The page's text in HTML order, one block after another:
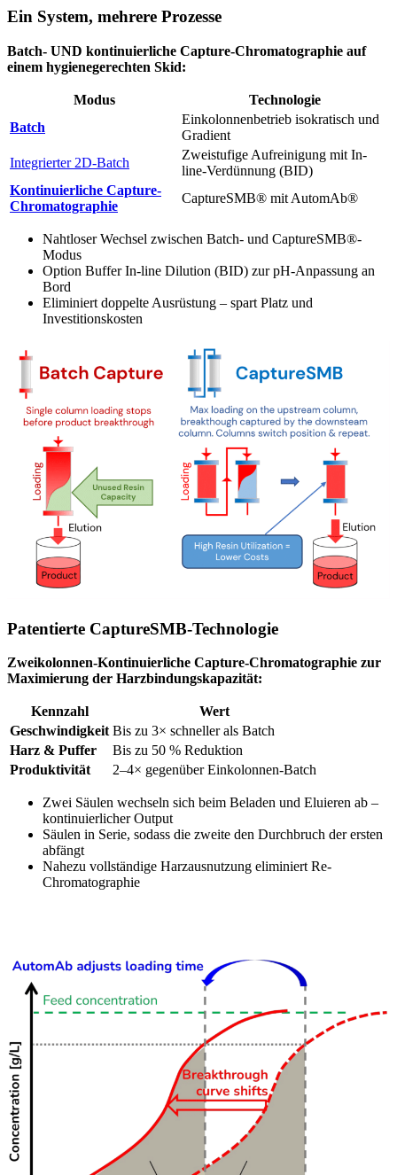
Ein System, mehrere Prozesse
Batch- UND kontinuierliche Capture-Chromatographie auf
einem hygienegerechten Skid:
Modus
Technologie
Batch
Einkolonnenbetrieb isokratisch und
Gradient
Integrierter 2D-Batch
Zweistufige Aufreinigung mit In-
line-Verdünnung (BID)
Kontinuierliche Capture-
Chromatographie
CaptureSMB® mit AutomAb®
Nahtloser Wechsel zwischen Batch- und CaptureSMB®-
Modus
Option Buffer In-line Dilution (BID) zur pH-Anpassung an
Bord
Eliminiert doppelte Ausrüstung – spart Platz und
Investitionskosten
Patentierte CaptureSMB-Technologie
Zweikolonnen-Kontinuierliche Capture-Chromatographie zur
Maximierung der Harzbindungskapazität:
Kennzahl
Wert
Geschwindigkeit Bis zu 3× schneller als Batch
Harz & Puffer
Bis zu 50 % Reduktion
Produktivität
2–4× gegenüber Einkolonnen-Batch
Zwei Säulen wechseln sich beim Beladen und Eluieren ab –
kontinuierlicher Output
Säulen in Serie, sodass die zweite den Durchbruch der ersten
abfängt
Nahezu vollständige Harzausnutzung eliminiert Re-
Chromatographie